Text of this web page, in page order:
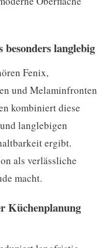
langlebig
Fenix,
und Melaminfronten
kombiniert diese
langlebigen
ergibt.
als verlässliche
macht.
Küchenplanung